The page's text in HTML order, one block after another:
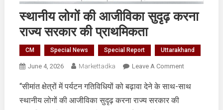
स्थानीय लोगों की आजीविका सुदृढ़ करना
राज्य सरकार की प्राथमिकता
CM Special News Special Report Uttarakhand
June 4, 2026 Markettadka Leave A CommentOn
लोगों
“सीमांत क्षेत्रों में पर्यटन गतिविधियों को बढ़ावा देने के साथ-साथ
स्थानीय लोगों की आजीविका सुदृढ़ करना राज्य सरकार की